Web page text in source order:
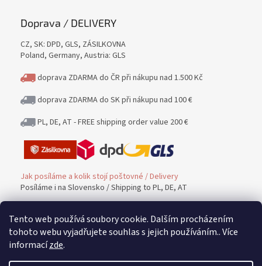
Tento web používá soubory cookie. Dalším procházením
tohoto webu vyjadřujete souhlas s jejich používáním.. Více
informacízde.
Doprava / DELIVERY
CZ, SK: DPD, GLS, ZÁSILKOVNA
Poland, Germany, Austria: GLS
doprava ZDARMA do ČR při nákupu nad 1.500 Kč
doprava ZDARMA do SK při nákupu nad 100 €
PL, DE, AT - FREE shipping order value 200 €
Jak posíláme a kolik stojí poštovné / Delivery
Posíláme i na Slovensko / Shipping to PL, DE, AT
Platba / PAYMENT